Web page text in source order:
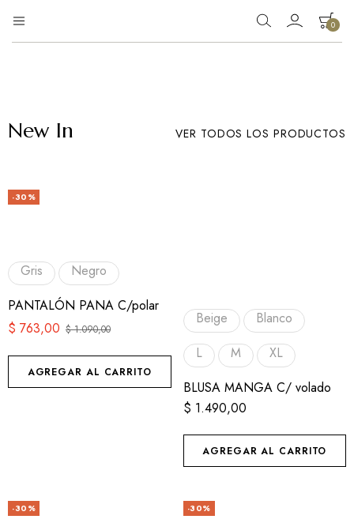
0
New In VER TODOS LOS PRODUCTOS
-30%
Gris
Negro
PANTALÓN PANA C/polar
$1.090,00
$ 763,00
AGREGAR AL CARRITO
Beige
Blanco
L
M
XL
BLUSA MANGA C/ volado
$ 1.490,00
AGREGAR AL CARRITO
-30% -30%